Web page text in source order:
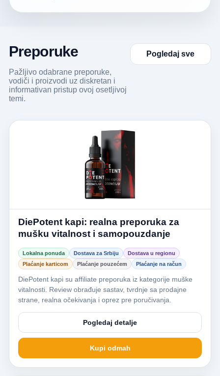
Preporuke
Pažljivo odabrane preporuke,
vodiči i proizvodi uz diskretan i
informativan pristup ovoj osetljivoj
temi.
Pogledaj sve
DiePotent kapi: realna preporuka za
mušku vitalnost i samopouzdanje
Lokalna ponuda Dostava za Srbiju
Dostava u regionu
Plaćanje karticom
Plaćanje pouzećem Plaćanje na račun
DiePotent kapi su affiliate preporuka iz kategorije muške
vitalnosti. Review obrađuje sastav, tvrdnje sa prodajne
strane, realna očekivanja i oprez pre poručivanja.
Pogledaj detalje
Kupi odmah